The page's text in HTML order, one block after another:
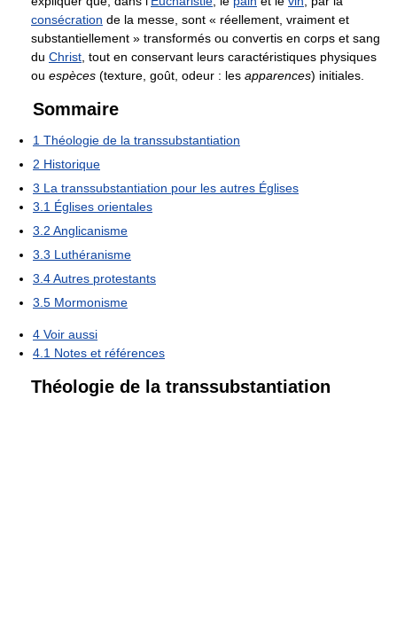
consécration de la messe, sont « réellement, vraiment et
substantiellement » transformés ou convertis en corps et sang
du Christ, tout en conservant leurs caractéristiques physiques
ou espèces (texture, goût, odeur : les apparences) initiales.
Sommaire
1 Théologie de la transsubstantiation
2 Historique
3 La transsubstantiation pour les autres Églises
3.1 Églises orientales
3.2 Anglicanisme
3.3 Luthéranisme
3.4Autres protestants
3.5 Mormonisme
4 Voir aussi
4.1 Notes et références
Théologie de la transsubstantiation